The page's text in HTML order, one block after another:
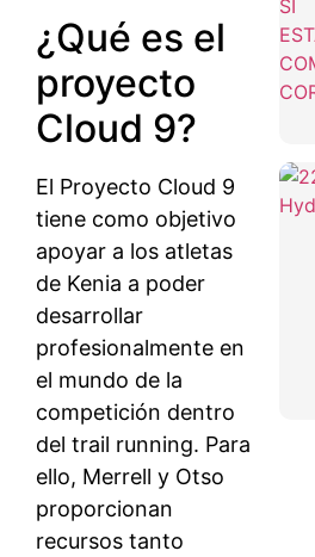
¿Qué es el
proyecto
Cloud 9?
El Proyecto Cloud 9
tiene como objetivo
apoyar a los atletas
de Kenia a poder
desarrollar
profesionalmente en
el mundo de la
competición dentro
del trail running. Para
ello, Merrell y Otso
proporcionan
recursos tanto